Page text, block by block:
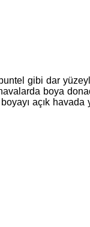
gibi dar
havalarda boya
açık